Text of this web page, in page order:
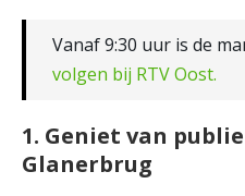
Vanaf 9:30 uur is de
volgen bij RTV Oost.
1. Geniet van
Glanerbrug